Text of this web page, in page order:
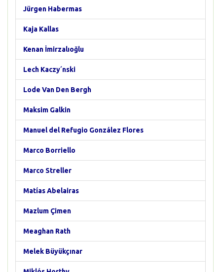
Jürgen Habermas
Kaja Kallas
Kenan İmirzalıoğlu
Lech Kaczy´nski
Lode Van Den Bergh
Maksim Galkin
Manuel del Refugio González Flores
Marco Borriello
Marco Streller
Matías Abelairas
Mazlum Çimen
Meaghan Rath
Melek Büyükçınar